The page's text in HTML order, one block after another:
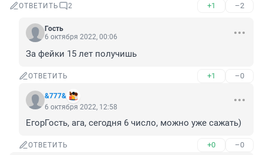
ОТВЕТИТЬ 2 +1 –2
Гость
6 октября 2022, 00:06
За фейки 15 лет получишь
ОТВЕТИТЬ +1 –0
&777&
6 октября 2022, 12:58
ЕгорГость, ага, сегодня 6 число, можно уже сажать)
ОТВЕТИТЬ +0 –0